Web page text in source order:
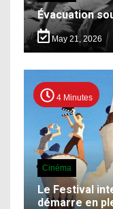
Évacuation
May 21, 2026
4 Minutes
Cinéma
Le Festival
démarre en